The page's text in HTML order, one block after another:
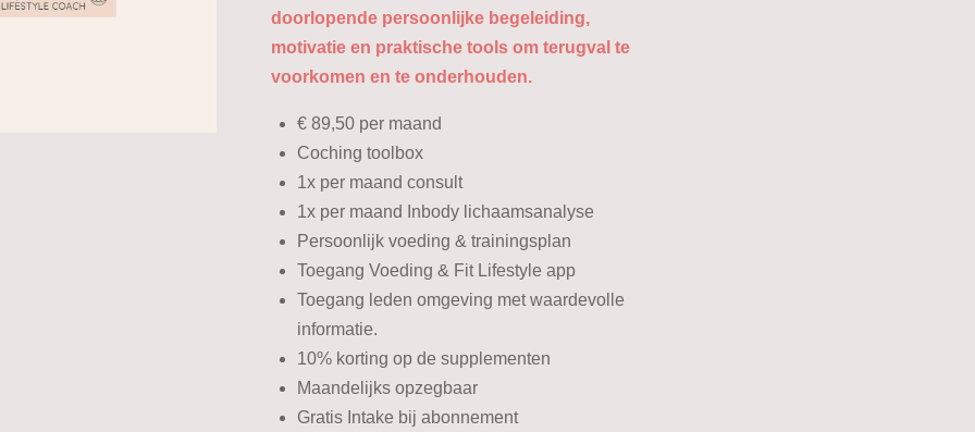
doorlopende persoonlijke begeleiding,
motivatie en praktische tools om terugval te
voorkomen en te onderhouden.
€ 89,50 per maand
Coching toolbox
1x per maand consult
1x per maand Inbody lichaamsanalyse
Persoonlijk voeding & trainingsplan
Toegang Voeding & Fit Lifestyle app
Toegang leden omgeving met waardevolle
informatie.
10% korting op de supplementen
Maandelijks opzegbaar
Gratis Intake bij abonnement